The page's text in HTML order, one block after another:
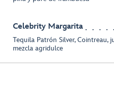
Celebrity Margarita
Tequila Patrón Silver, Cointreau,
mezcla agridulce